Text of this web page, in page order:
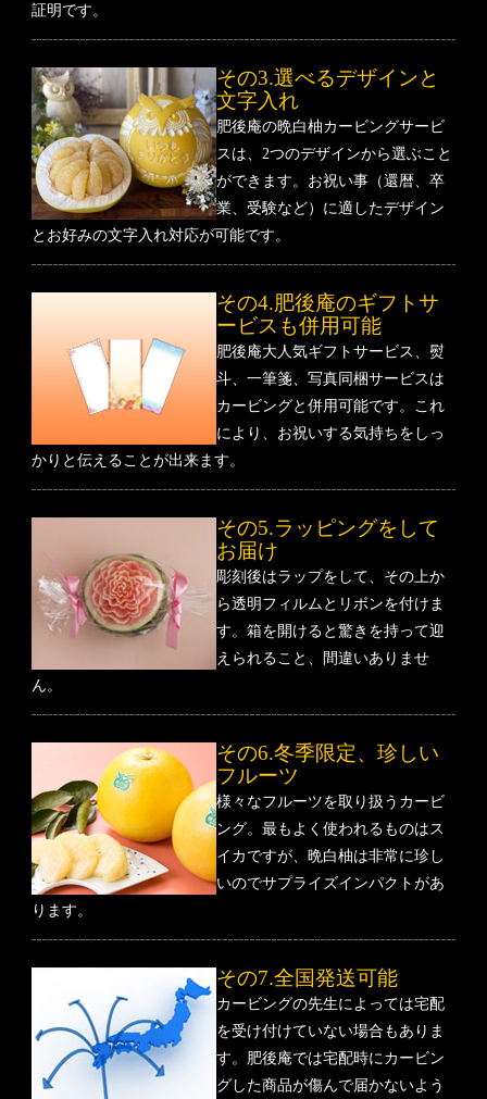
証明です。
その3.選べるデザインと
文字入れ
肥後庵の晩白柚カービングサービ
スは、2つのデザインから選ぶこと
ができます。お祝い事（還暦、卒
業、受験など）に適したデザイン
とお好みの文字入れ対応が可能です。
その4.肥後庵のギフトサ
ービスも併用可能
肥後庵大人気ギフトサービス、熨
斗、一筆箋、写真同梱サービスは
カービングと併用可能です。これ
により、お祝いする気持ちをしっ
かりと伝えることが出来ます。
その5.ラッピングをして
お届け
彫刻後はラップをして、その上か
ら透明フィルムとリボンを付けま
す。箱を開けると驚きを持って迎
えられること、間違いありませ
ん。
その6.冬季限定、珍しい
フルーツ
様々なフルーツを取り扱うカービ
ング。最もよく使われるものはス
イカですが、晩白柚は非常に珍し
いのでサプライズインパクトがあ
ります。
その7.全国発送可能
カービングの先生によっては宅配
を受け付けていない場合もありま
す。肥後庵では宅配時にカービン
グした商品が傷んで届かないよう